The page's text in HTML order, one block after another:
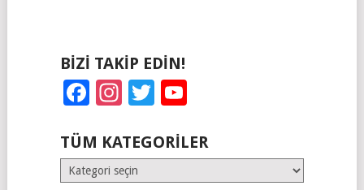
BIZI TAKIP EDIN!
Facebook
Instagram
Twitter
TÜM KATEGORILER
Tüm
Kategoriler